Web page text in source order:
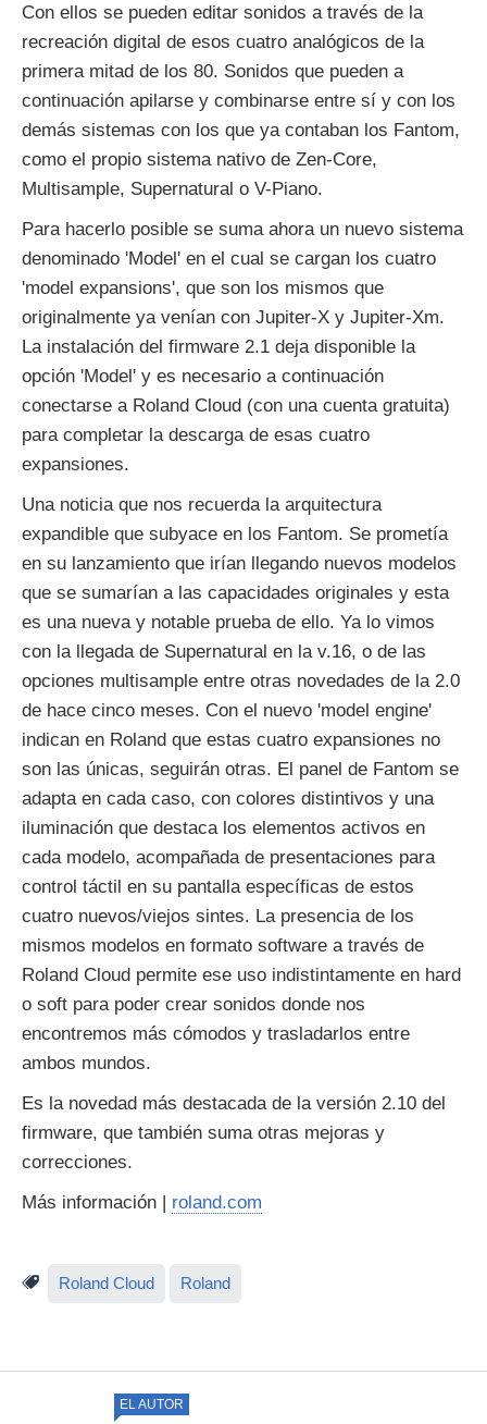
Con ellos se pueden editar sonidos a través de la
recreación digital de esos cuatro analógicos de la
primera mitad de los 80. Sonidos que pueden a
continuación apilarse y combinarse entre sí y con los
demás sistemas con los que ya contaban los Fantom,
como el propio sistema nativo de Zen-Core,
Multisample, Supernatural o V-Piano.
Para hacerlo posible se suma ahora un nuevo sistema
denominado 'Model' en el cual se cargan los cuatro
'model expansions', que son los mismos que
originalmente ya venían con Jupiter-X y Jupiter-Xm.
La instalación del firmware 2.1 deja disponible la
opción 'Model' y es necesario a continuación
conectarse a Roland Cloud (con una cuenta gratuita)
para completar la descarga de esas cuatro
expansiones.
Una noticia que nos recuerda la arquitectura
expandible que subyace en los Fantom. Se prometía
en su lanzamiento que irían llegando nuevos modelos
que se sumarían a las capacidades originales y esta
es una nueva y notable prueba de ello. Ya lo vimos
con la llegada de Supernatural en la v.16, o de las
opciones multisample entre otras novedades de la 2.0
de hace cinco meses. Con el nuevo 'model engine'
indican en Roland que estas cuatro expansiones no
son las únicas, seguirán otras. El panel de Fantom se
adapta en cada caso, con colores distintivos y una
iluminación que destaca los elementos activos en
cada modelo, acompañada de presentaciones para
control táctil en su pantalla específicas de estos
cuatro nuevos/viejos sintes. La presencia de los
mismos modelos en formato software a través de
Roland Cloud permite ese uso indistintamente en hard
o soft para poder crear sonidos donde nos
encontremos más cómodos y trasladarlos entre
ambos mundos.
Es la novedad más destacada de la versión 2.10 del
firmware, que también suma otras mejoras y
correcciones.
Más información | roland.com
Roland Cloud Roland
EL AUTOR